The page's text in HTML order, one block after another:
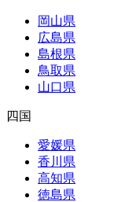
岡山県
広島県
島根県
鳥取県
山口県
四国
愛媛県
香川県
高知県
徳島県